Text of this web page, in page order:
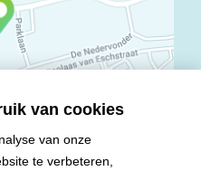
van cookies
van onze
te verbeteren,